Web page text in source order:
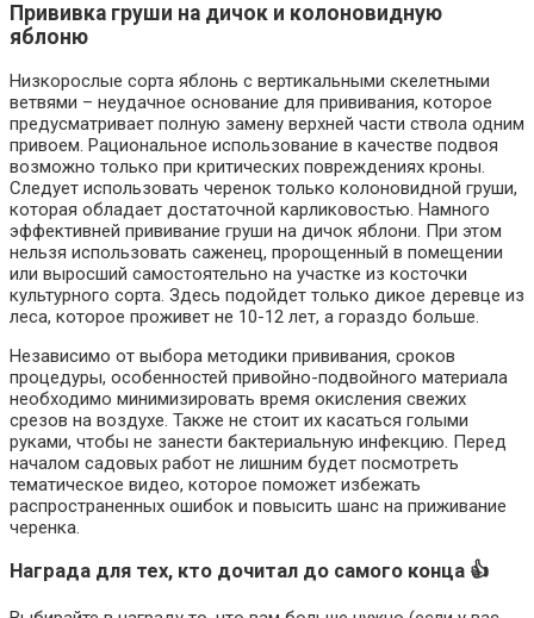
Прививка груши на дичок и колоновидную
яблоню
Низкорослые сорта яблонь с вертикальными скелетными
ветвями – неудачное основание для прививания, которое
предусматривает полную замену верхней части ствола одним
привоем. Рациональное использование в качестве подвоя
возможно только при критических повреждениях кроны.
Следует использовать черенок только колоновидной груши,
которая обладает достаточной карликовостью. Намного
эффективней прививание груши на дичок яблони. При этом
нельзя использовать саженец, пророщенный в помещении
или выросший самостоятельно на участке из косточки
культурного сорта. Здесь подойдет только дикое деревце из
леса, которое проживет не 10-12 лет, а гораздо больше.
Независимо от выбора методики прививания, сроков
процедуры, особенностей привойно-подвойного материала
необходимо минимизировать время окисления свежих
срезов на воздухе. Также не стоит их касаться голыми
руками, чтобы не занести бактериальную инфекцию. Перед
началом садовых работ не лишним будет посмотреть
тематическое видео, которое поможет избежать
распространенных ошибок и повысить шанс на приживание
черенка.
Награда для тех, кто дочитал до самого конца 👍